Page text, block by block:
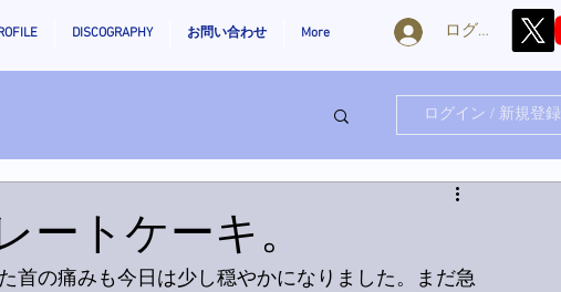
DISCOGRAPHY お問い合わせ More ログイン
ログイン / 新規登録
ートケーキ。
首の痛みも今日は少し穏やかになりました。まだ急